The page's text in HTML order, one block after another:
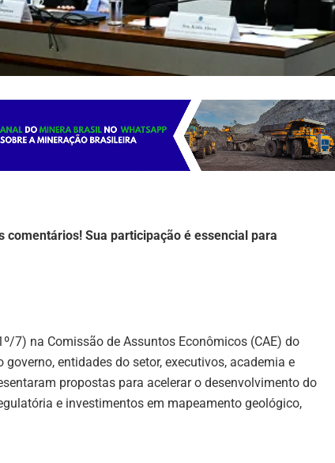
Sua participação é essencial para
7) na Comissão de Assuntos Econômicos (CAE) do
entidades do setor, executivos, academia e
propostas para acelerar o desenvolvimento do
e investimentos em mapeamento geológico,